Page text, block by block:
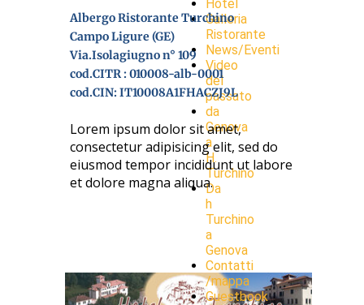
Albergo Ristorante Turchino
Campo Ligure (GE)
Via.Isolagiugno n° 109
cod.CITR : 010008-alb-0001
cod.CIN: IT10008A1FHACZJ9L
Lorem ipsum dolor sit amet,
consectetur adipisicing elit, sed do
eiusmod tempor incididunt ut labore
et dolore magna aliqua.
Hotel
Galleria
Ristorante
News/Eventi
Video
del
passato
da
Genova
a
H.
Turchino
Da
h
Turchino
a
Genova
Contatti
/mappa
Guestbook